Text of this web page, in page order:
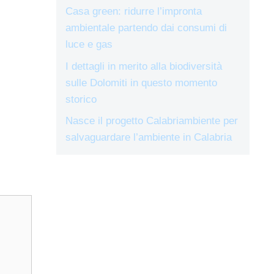
Casa green: ridurre l’impronta
ambientale partendo dai consumi di
luce e gas
I dettagli in merito alla biodiversità
sulle Dolomiti in questo momento
storico
Nasce il progetto Calabriambiente per
salvaguardare l’ambiente in Calabria